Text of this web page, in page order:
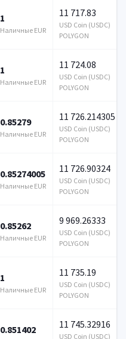
1
Наличные EUR
11 717.83
USD Coin (USDC)
POLYGON
1
Наличные EUR
11 724.08
USD Coin (USDC)
POLYGON
0.85279
Наличные EUR
11 726.214305
USD Coin (USDC)
POLYGON
0.85274005
Наличные EUR
11 726.90324
USD Coin (USDC)
POLYGON
0.85262
Наличные EUR
9 969.26333
USD Coin (USDC)
POLYGON
1
Наличные EUR
11 735.19
USD Coin (USDC)
POLYGON
0.851402 11 745.32916
USD Coin (USDC)